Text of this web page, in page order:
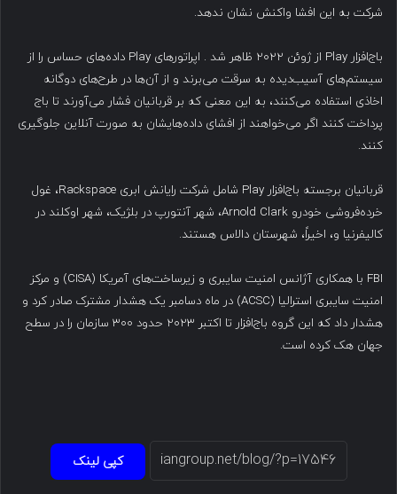
شرکت به این افشا واکنش نشان ندهد.
باج‌افزار Play از ژوئن ۲۰۲۲ ظاهر شد . اپراتورهای Play داده‌های حساس را از
سیستم‌های آسیب‌دیده به سرقت می‌برند و از آن‌ها در طرح‌های دوگانه
اخاذی استفاده می‌کنند، به این معنی که بر قربانیان فشار می‌آورند تا باج
پرداخت کنند اگر می‌خواهند از افشای داده‌هایشان به صورت آنلاین جلوگیری
کنند.
قربانیان برجسته باج‌افزار Play شامل شرکت رایانش ابری Rackspace، غول
خرده‌فروشی خودرو Arnold Clark، شهر آنتورپ در بلژیک، شهر اوکلند در
کالیفرنیا و، اخیراً، شهرستان دالاس هستند.
FBI با همکاری آژانس امنیت سایبری و زیرساخت‌های آمریکا (CISA) و مرکز
امنیت سایبری استرالیا (ACSC) در ماه دسامبر یک هشدار مشترک صادر کرد و
هشدار داد که این گروه باج‌افزار تا اکتبر ۲۰۲۳ حدود ۳۰۰ سازمان را در سطح
جهان هک کرده است.
کپی لینک